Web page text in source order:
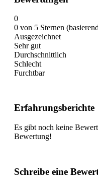
0
0 von 5 Sternen
Ausgezeichnet
Sehr gut
Durchschnittlich
Schlecht
Furchtbar
Erfahrungsberichte
Es gibt noch keine
Bewertung!
Schreibe eine